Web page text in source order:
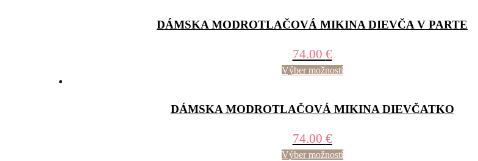
DÁMSKA MODROTLAČOVÁ MIKINA DIEVČA V PARTE
74.00 €
Výber možností
DÁMSKA MODROTLAČOVÁ MIKINA DIEVČATKO
74.00 €
Výber možností